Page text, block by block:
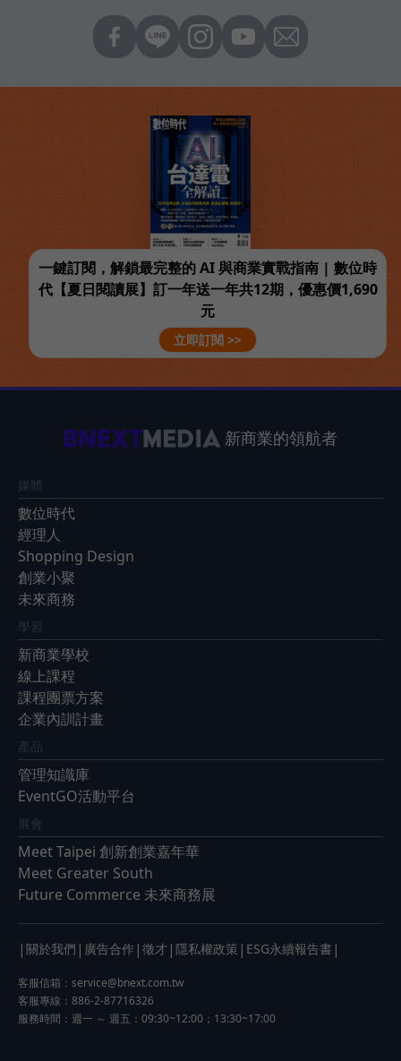
一鍵訂閱，解鎖最完整的 AI 與商業實戰指南 | 數位時
代【夏日閱讀展】訂一年送一年共12期，優惠價1,690
元
立即訂閱 >>
新商業的領航者
媒體
數位時代
經理人
Shopping Design
創業小聚
未來商務
學習
新商業學校
線上課程
課程團票方案
企業內訓計畫
產品
管理知識庫
EventGO活動平台
展會
Meet Taipei 創新創業嘉年華
Meet Greater South
Future Commerce 未來商務展
| 關於我們 | 廣告合作 | 徵才 | 隱私權政策 | ESG永續報告書 |
客服信箱： service@bnext.com.tw
客服專線：886-2-87716326
服務時間：週一 ～ 週五：09:30~12:00；13:30~17:00